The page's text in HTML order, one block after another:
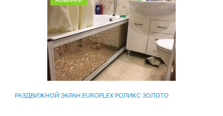
РАЗДВИЖНОЙ ЭКРАН EUROPLEX РОЛИКС ЗОЛОТО